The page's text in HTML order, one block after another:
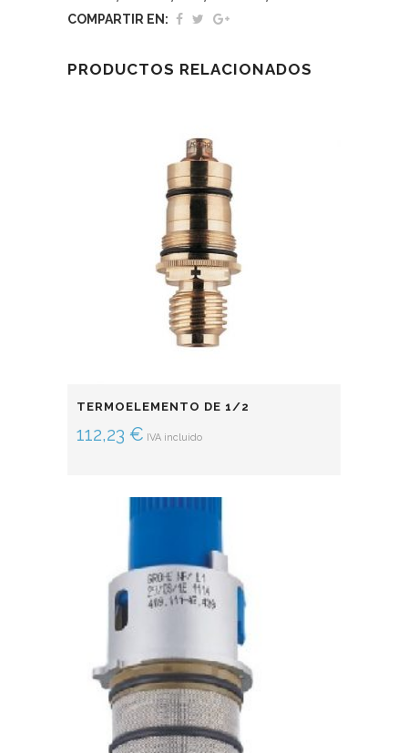
COMPARTIR EN:
PRODUCTOS RELACIONADOS
TERMOELEMENTO DE 1/2
112,23 € IVA incluido